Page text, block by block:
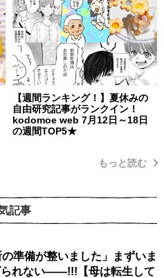
【週間ランキング！】夏休みの
自由研究記事がランクイン！
kodomoe web 7月12日～18日
の週間TOP5★
もっと読む
記事
の準備が整いました」まずいま
られない――!!!【母は転生して